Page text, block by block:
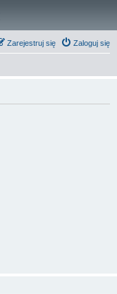
Zaloguj się
Zarejestruj się